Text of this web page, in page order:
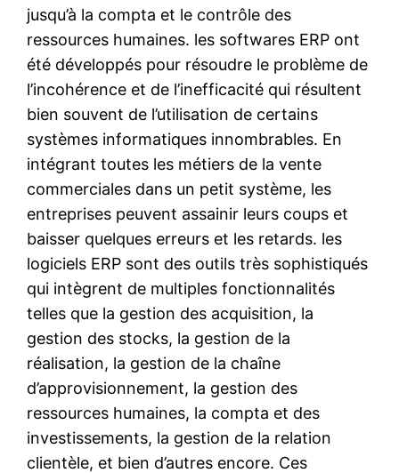
jusqu’à la compta et le contrôle des
ressources humaines. les softwares ERP ont
été développés pour résoudre le problème de
l’incohérence et de l’inefficacité qui résultent
bien souvent de l’utilisation de certains
systèmes informatiques innombrables. En
intégrant toutes les métiers de la vente
commerciales dans un petit système, les
entreprises peuvent assainir leurs coups et
baisser quelques erreurs et les retards. les
logiciels ERP sont des outils très sophistiqués
qui intègrent de multiples fonctionnalités
telles que la gestion des acquisition, la
gestion des stocks, la gestion de la
réalisation, la gestion de la chaîne
d’approvisionnement, la gestion des
ressources humaines, la compta et des
investissements, la gestion de la relation
clientèle, et bien d’autres encore. Ces